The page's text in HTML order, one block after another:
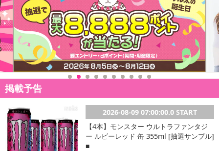
掲載予告
2026-08-09 07:00:00.0 START
【4本】モンスター ウルトラファンタジ
ー ルビーレッド 缶 355ml [抽選サンプル]
■